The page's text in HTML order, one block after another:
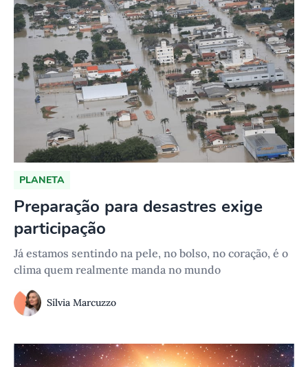
PLANETA
Preparação para desastres exige
participação
Já estamos sentindo na pele, no bolso, no coração, é o
clima quem realmente manda no mundo
Sílvia Marcuzzo